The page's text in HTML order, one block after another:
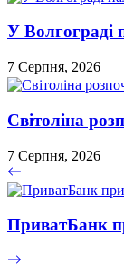
У Волгограді
7 Серпня, 2026
Світоліна
7 Серпня, 2026
ПриватБанк